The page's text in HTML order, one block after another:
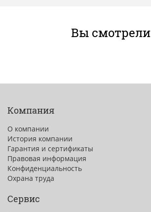
Вы смотрели
Компания
О компании
История компании
Гарантия и сертификаты
Правовая информация
Конфиденциальность
Охрана труда
Сервис